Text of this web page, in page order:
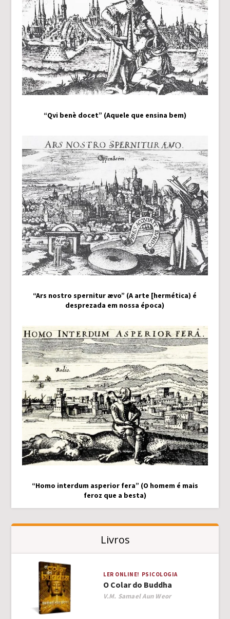
“Qvi benè docet” (Aquele que ensina bem)
“Ars nostro spernitur ævo” (A arte [hermética) é
desprezada em nossa época)
“Homo interdum asperior fera” (O homem é mais
feroz que a besta)
Livros
LER ONLINE! PSICOLOGIA
O Colar do Buddha
Author
V.M. Samael Aun Weor